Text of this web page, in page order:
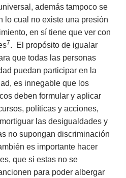
además tampoco se
lo cual no existe una presión
en sí tiene que ver con
7. El propósito de igualar
que todas las personas
puedan participar en la
es innegable que los
deben formular y aplicar
políticas y acciones,
las desigualdades y
no supongan discriminación
es importante hacer
que si estas no se
para poder albergar